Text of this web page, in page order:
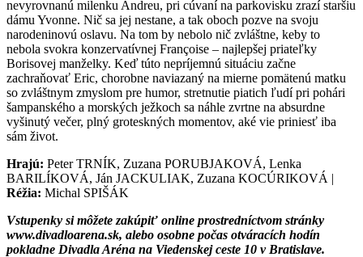
nevyrovnanú milenku Andreu, pri cúvaní na parkovisku zrazí staršiu
dámu Yvonne. Nič sa jej nestane, a tak oboch pozve na svoju
narodeninovú oslavu. Na tom by nebolo nič zvláštne, keby to
nebola svokra konzervatívnej Françoise – najlepšej priateľky
Borisovej manželky. Keď túto nepríjemnú situáciu začne
zachraňovať Eric, chorobne naviazaný na mierne pomätenú matku
so zvláštnym zmyslom pre humor, stretnutie piatich ľudí pri pohári
šampanského a morských ježkoch sa náhle zvrtne na absurdne
vyšinutý večer, plný groteskných momentov, aké vie priniesť iba
sám život.
Hrajú: Peter TRNÍK, Zuzana PORUBJAKOVÁ, Lenka
BARILÍKOVÁ, Ján JACKULIAK, Zuzana KOCÚRIKOVÁ |
Réžia: Michal SPIŠÁK
Vstupenky si môžete zakúpiť online prostredníctvom stránky
www.divadloarena.sk, alebo osobne počas otváracích hodín
pokladne Divadla Aréna na Viedenskej ceste 10 v Bratislave.